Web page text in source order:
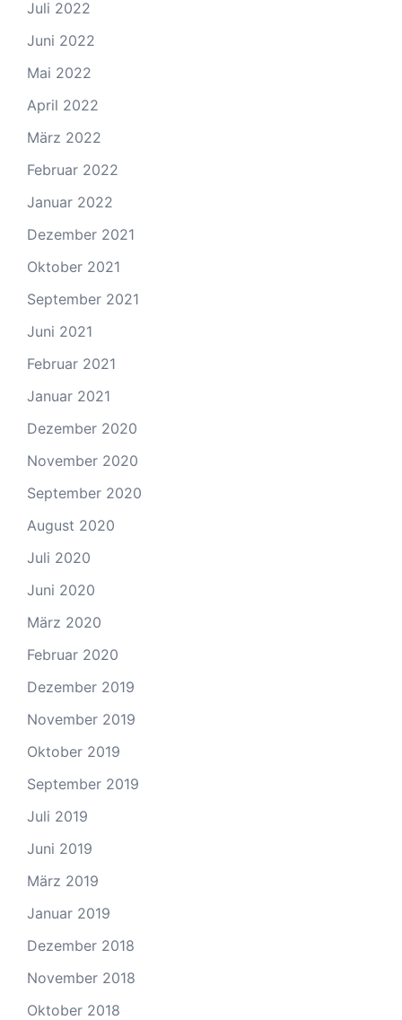
Juli 2022
Juni 2022
Mai 2022
April 2022
März 2022
Februar 2022
Januar 2022
Dezember 2021
Oktober 2021
September 2021
Juni 2021
Februar 2021
Januar 2021
Dezember 2020
November 2020
September 2020
August 2020
Juli 2020
Juni 2020
März 2020
Februar 2020
Dezember 2019
November 2019
Oktober 2019
September 2019
Juli 2019
Juni 2019
März 2019
Januar 2019
Dezember 2018
November 2018
Oktober 2018